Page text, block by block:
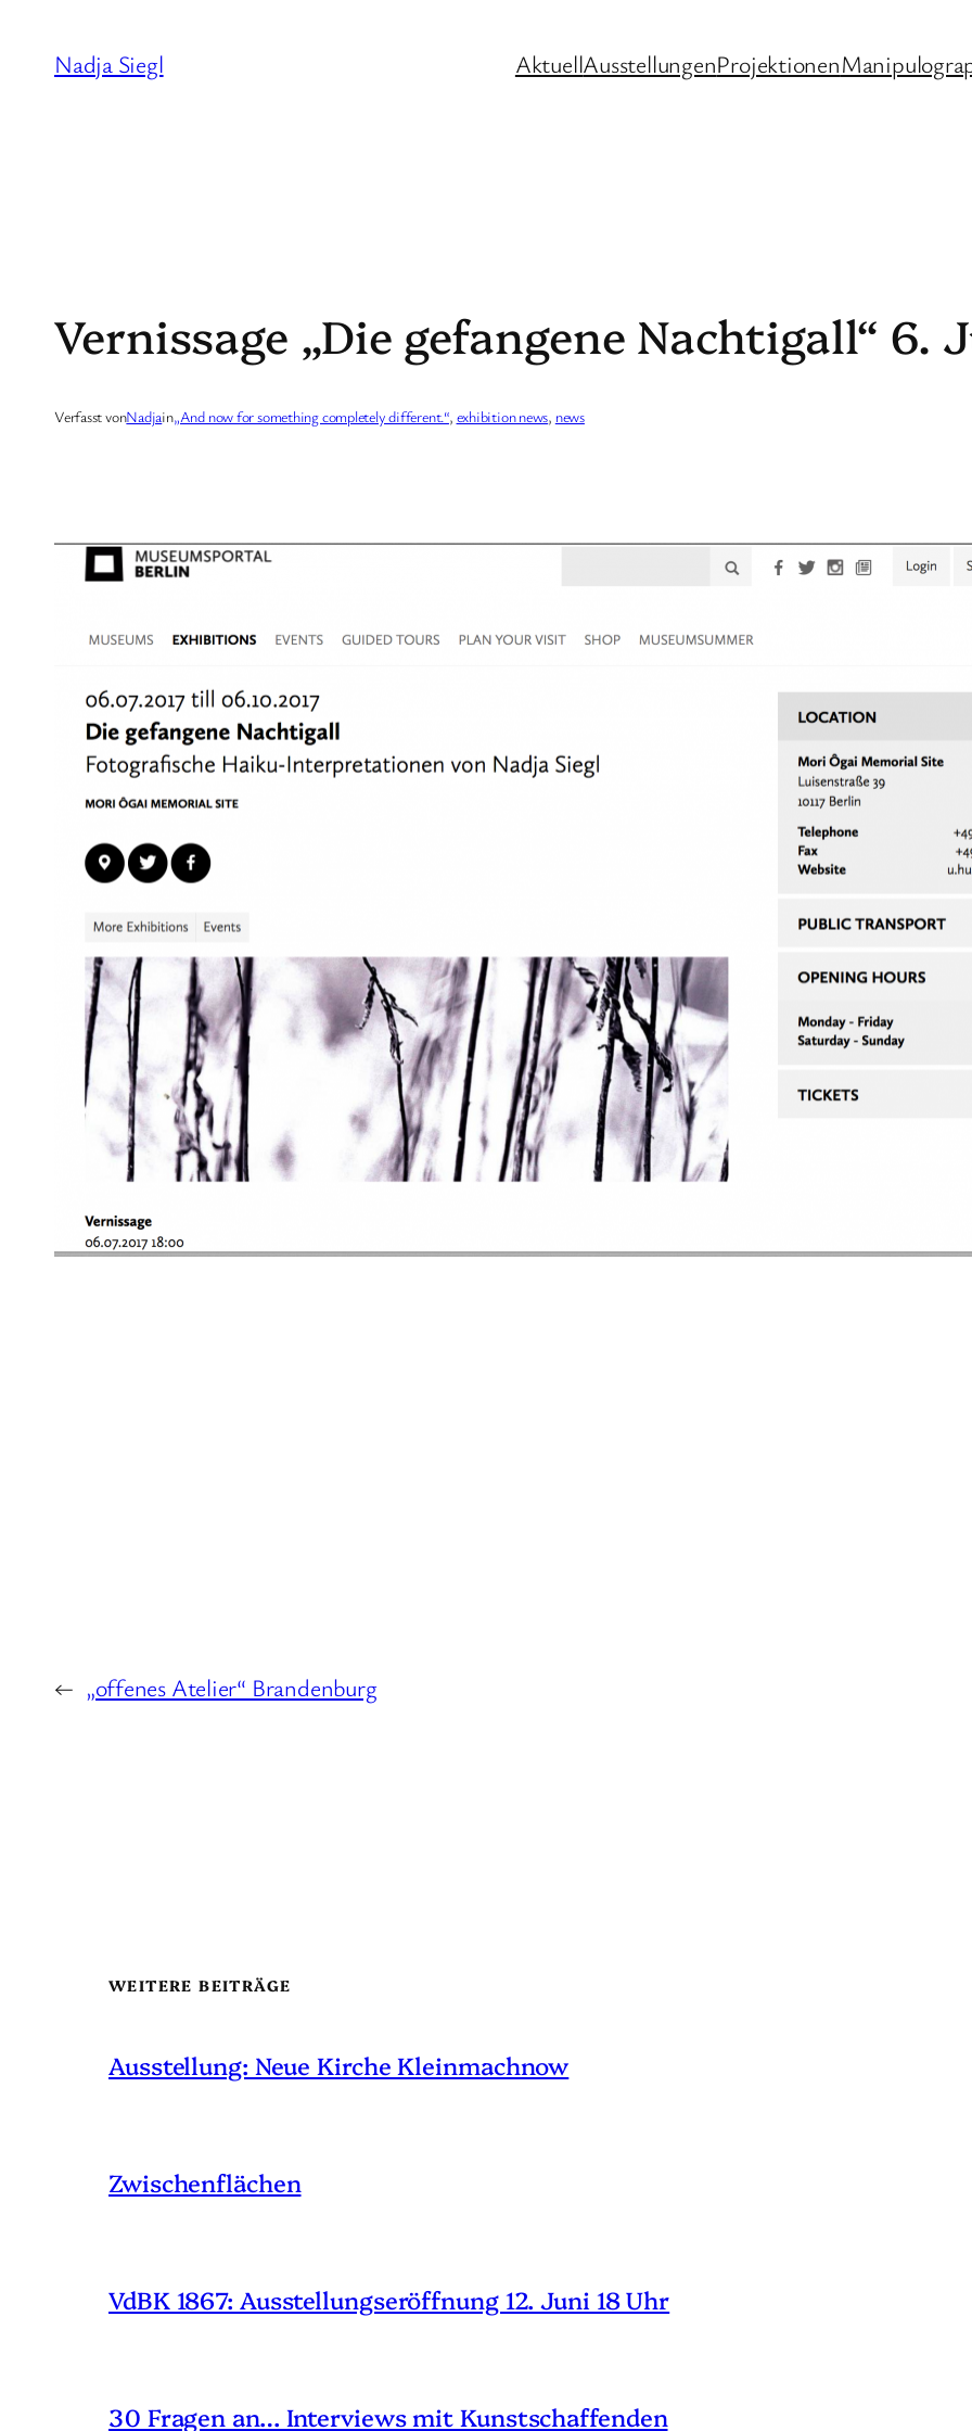
Nadja Siegl AktuellAusstellungenProjektionen
Vernissage „Die gefangene Nachtigall“ 6.
Verfasst vonNadjain„And now for something completely different.“, exhibition news, news
← „offenes Atelier“ Brandenburg
WEITERE BEITRÄGE
Ausstellung: Neue Kirche Kleinmachnow
Zwischenflächen
VdBK 1867: Ausstellungseröffnung 12. Juni 18 Uhr
30 Fragen an… Interviews mit Kunstschaffenden